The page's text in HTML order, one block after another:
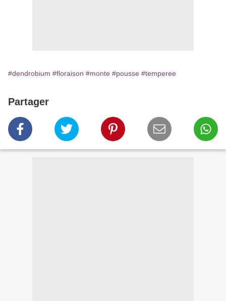
#dendrobium #floraison #monte #pousse #temperee
Partager